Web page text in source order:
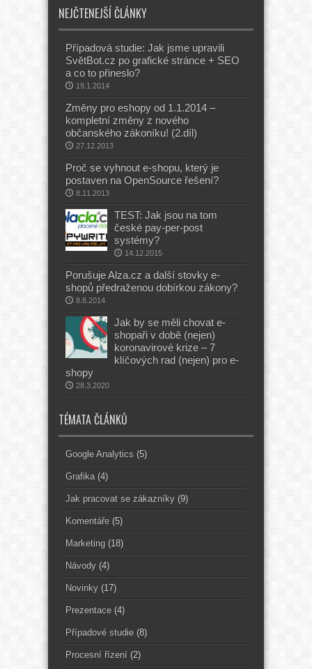
NEJČTENEJŠÍ ČLÁNKY
Případová studie: Jak jsme upravili
SvětBot.cz po grafické stránce + SEO
a co to přineslo?
19.1.2014
Změny pro eshopy od 1.1.2014 –
kompletní změny z nového
občanského zákoníku! (2.díl)
27.12.2013
Proč se vyhnout e-shopu, který je
postaven na OpenSource řešení?
8.11.2013
TEST: Jak jsou na tom
české pay-per-post
systémy?
14.12.2015
Porušuje Alza.cz a další stovky e-
shopů předraženou dobírkou zákony?
8.8.2014
Jak by se měli chovat e-
shopaři v době (nejen)
koronavirové krize – 7
klíčových rad (nejen) pro e-
shopy
28.3.2020
TÉMATA ČLÁNKŮ
Google Analytics (5)
Grafika (4)
Jak pracovat se zákazníky (9)
Komentáře (5)
Marketing (18)
Návody (4)
Novinky (17)
Prezentace (4)
Případové studie (8)
Procesní řízení (2)